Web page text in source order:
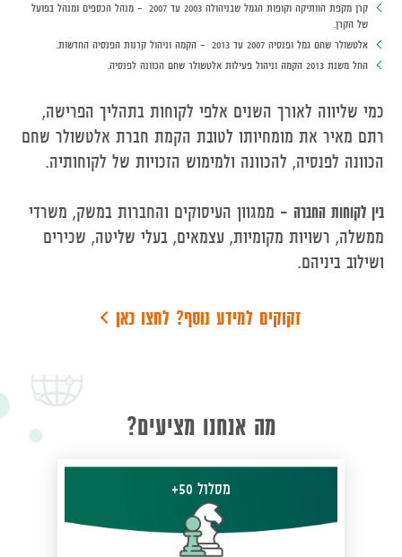
קרן מקפת הוותיקה וקופות הגמל שבניהולה 2003 עד 2007 - מנהל הכספים ומנהל בפועל
של הקרן.
אלטשולר שחם גמל ופנסיה 2007 עד 2013 - הקמה וניהול קרנות הפנסיה החדשות.
החל משנת 2013 הקמה וניהול פעילות אלטשולר שחם הכוונה לפנסיה.
כמי שליווה לאורך השנים אלפי לקוחות בתהליך הפרישה,
רתם מאיר את מומחיותו לטובת הקמת חברת אלטשולר שחם
הכוונה לפנסיה, להכוונה ולמימוש הזכויות של לקוחותיה.
בין לקוחות החברה – ממגוון העיסוקים והחברות במשק, משרדי
ממשלה, רשויות מקומיות, עצמאים, בעלי שליטה, שכירים
ושילוב ביניהם.
זקוקים למידע נוסף? לחצו כאן
מה אנחנו מציעים?
מסלול 50+